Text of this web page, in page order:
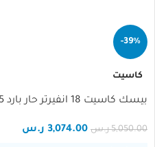
-39%
كاسيت
بيسك كاسيت 18 انفيرتر حار بارد 1.5 طن
5,050.00 ر.س 3,074.00 ر.س